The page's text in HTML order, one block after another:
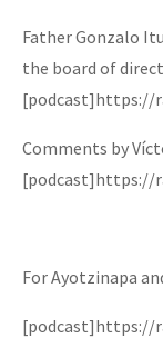
Father Gonzalo
the board of
[podcast]https://
Comments by
[podcast]https://
For Ayotzinapa
[podcast]https://